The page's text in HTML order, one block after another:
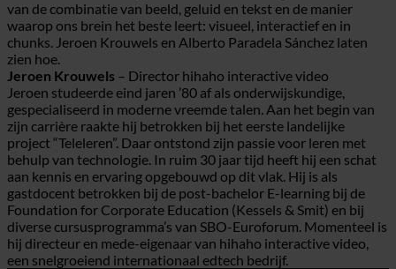
van de combinatie van beeld, geluid en tekst en de manier
waarop ons brein het beste leert: visueel, interactief en in
chunks. Jeroen Krouwels en Alberto Paradela Sánchez laten
zien hoe.
Jeroen Krouwels – Director hihaho interactive video
Jeroen studeerde eind jaren ’80 af als onderwijskundige,
gespecialiseerd in moderne vreemde talen. Aan het begin van
zijn carrière raakte hij betrokken bij het eerste landelijke
project “Teleleren”. Daar ontstond zijn passie voor leren met
behulp van technologie. In ruim 30 jaar tijd heeft hij een schat
aan kennis en ervaring opgebouwd op dit vlak. Hij is als
gastdocent betrokken bij de post-bachelor E-learning bij de
Foundation for Corporate Education (Kessels & Smit) en bij
diverse cursusprogramma’s van SBO-Euroforum. Momenteel is
hij directeur en mede-eigenaar van hihaho interactive video,
een snelgroeiend internationaal edtech bedrijf.